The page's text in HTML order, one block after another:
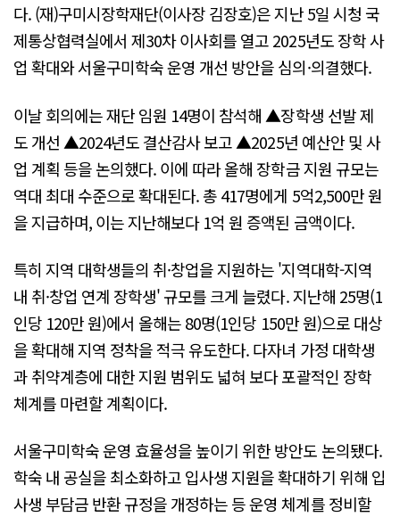
다. (재)구미시장학재단(이사장 김장호)은 지난 5일 시청 국
제통상협력실에서 제30차 이사회를 열고 2025년도 장학 사
업 확대와 서울구미학숙 운영 개선 방안을 심의·의결했다.
이날 회의에는 재단 임원 14명이 참석해 ▲장학생 선발 제
도 개선 ▲2024년도 결산감사 보고 ▲2025년 예산안 및 사
업 계획 등을 논의했다. 이에 따라 올해 장학금 지원 규모는
역대 최대 수준으로 확대된다. 총 417명에게 5억2,500만 원
을 지급하며, 이는 지난해보다 1억 원 증액된 금액이다.
특히 지역 대학생들의 취·창업을 지원하는 '지역대학-지역
내 취·창업 연계 장학생' 규모를 크게 늘렸다. 지난해 25명(1
인당 120만 원)에서 올해는 80명(1인당 150만 원)으로 대상
을 확대해 지역 정착을 적극 유도한다. 다자녀 가정 대학생
과 취약계층에 대한 지원 범위도 넓혀 보다 포괄적인 장학
체계를 마련할 계획이다.
서울구미학숙 운영 효율성을 높이기 위한 방안도 논의됐다.
학숙 내 공실을 최소화하고 입사생 지원을 확대하기 위해 입
사생 부담금 반환 규정을 개정하는 등 운영 체계를 정비할